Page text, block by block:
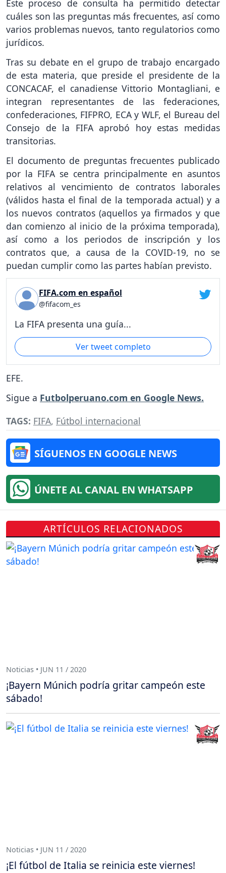
Este proceso de consulta ha permitido detectar
cuáles son las preguntas más frecuentes, así como
varios problemas nuevos, tanto regulatorios como
jurídicos.
Tras su debate en el grupo de trabajo encargado
de esta materia, que preside el presidente de la
CONCACAF, el canadiense Vittorio Montagliani, e
integran representantes de las federaciones,
confederaciones, FIFPRO, ECA y WLF, el Bureau del
Consejo de la FIFA aprobó hoy estas medidas
transitorias.
El documento de preguntas frecuentes publicado
por la FIFA se centra principalmente en asuntos
relativos al vencimiento de contratos laborales
(válidos hasta el final de la temporada actual) y a
los nuevos contratos (aquellos ya firmados y que
dan comienzo al inicio de la próxima temporada),
así como a los periodos de inscripción y los
contratos que, a causa de la COVID-19, no se
puedan cumplir como las partes habían previsto.
FIFA.com en español
@fifacom_es
La FIFA presenta una guía...
Ver tweet completo
EFE.
Sigue a Futbolperuano.com en Google News.
TAGS: FIFA, Fútbol internacional
SÍGUENOS EN GOOGLE NEWS
ÚNETE AL CANAL EN WHATSAPP
ARTÍCULOS RELACIONADOS
Noticias • JUN 11 / 2020
¡Bayern Múnich podría gritar campeón este
sábado!
Noticias • JUN 11 / 2020
¡El fútbol de Italia se reinicia este viernes!